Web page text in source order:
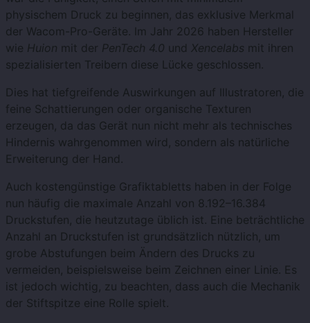
physischem Druck zu beginnen, das exklusive Merkmal
der Wacom-Pro-Geräte. Im Jahr 2026 haben Hersteller
wie Huion mit der PenTech 4.0 und Xencelabs mit ihren
spezialisierten Treibern diese Lücke geschlossen.
Dies hat tiefgreifende Auswirkungen auf Illustratoren, die
feine Schattierungen oder organische Texturen
erzeugen, da das Gerät nun nicht mehr als technisches
Hindernis wahrgenommen wird, sondern als natürliche
Erweiterung der Hand.
Auch kostengünstige Grafiktabletts haben in der Folge
nun häufig die maximale Anzahl von 8.192–16.384
Druckstufen, die heutzutage üblich ist. Eine beträchtliche
Anzahl an Druckstufen ist grundsätzlich nützlich, um
grobe Abstufungen beim Ändern des Drucks zu
vermeiden, beispielsweise beim Zeichnen einer Linie. Es
ist jedoch wichtig, zu beachten, dass auch die Mechanik
der Stiftspitze eine Rolle spielt.